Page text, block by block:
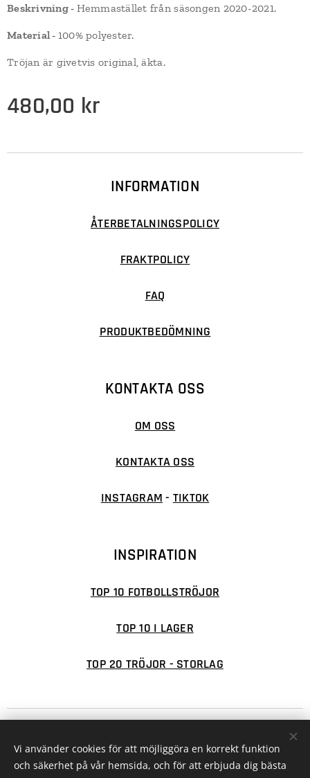
Beskrivning - Hemmastället från säsongen 2020-2021.
Material - 100% polyester.
Tröjan är givetvis original, äkta.
480,00 kr
INFORMATION
ÅTERBETALNINGSPOLICY
FRAKTPOLICY
FAQ
PRODUKTBEDÖMNING
KONTAKTA OSS
OM OSS
KONTAKTA OSS
INSTAGRAM - TIKTOK
INSPIRATION
TOP 10 FOTBOLLSTRÖJOR
TOP 10 I LAGER
TOP 20 TRÖJOR - STORLAG
Valutor
SEK kr
EUR €
Vi använder cookies för att möjliggöra en korrekt funktion
och säkerhet på vår hemsida, och för att erbjuda dig bästa